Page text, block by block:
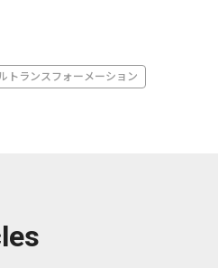
トランスフォーメーション